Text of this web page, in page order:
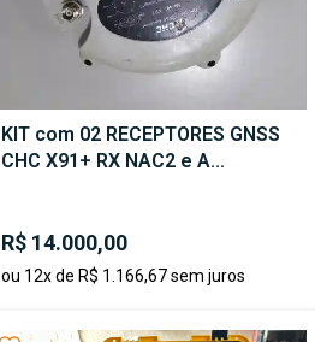
KIT com 02 RECEPTORES GNSS
CHC X91+ RX NAC2 e A...
R$ 14.000,00
ou 12x de R$ 1.166,67 sem juros